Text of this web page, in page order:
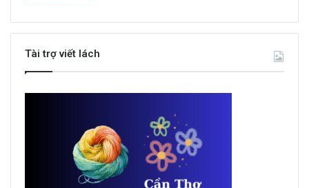
Tài trợ viết lách